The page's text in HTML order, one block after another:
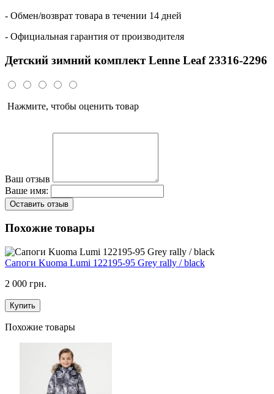
- Обмен/возврат товара в течении 14 дней
- Официальная гарантия от производителя
Детский зимний комплект Lenne Leaf 23316-2296
Нажмите, чтобы оценить товар
Ваш отзыв
Ваше имя:
Оставить отзыв
Похожие товары
Сапоги Kuoma Lumi 122195-95 Grey rally / black
2 000 грн.
Купить
Похожие товары